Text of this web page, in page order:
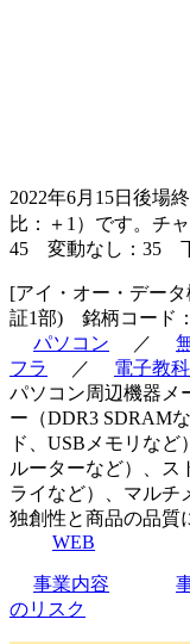
2022年6月15日後場
比：＋1）です。チ
45 変動なし：35
[アイ・オー・デー
証1部) 銘柄コード
パソコン
／
フラ
／ 電子教
パソコン周辺機器メ
ー（DDR3 SDRAM
ド、USBメモリなど
ルーターなど）、ス
ライなど）、マルチ
独創性と商品の品質
WEB
事業内容
のリスク